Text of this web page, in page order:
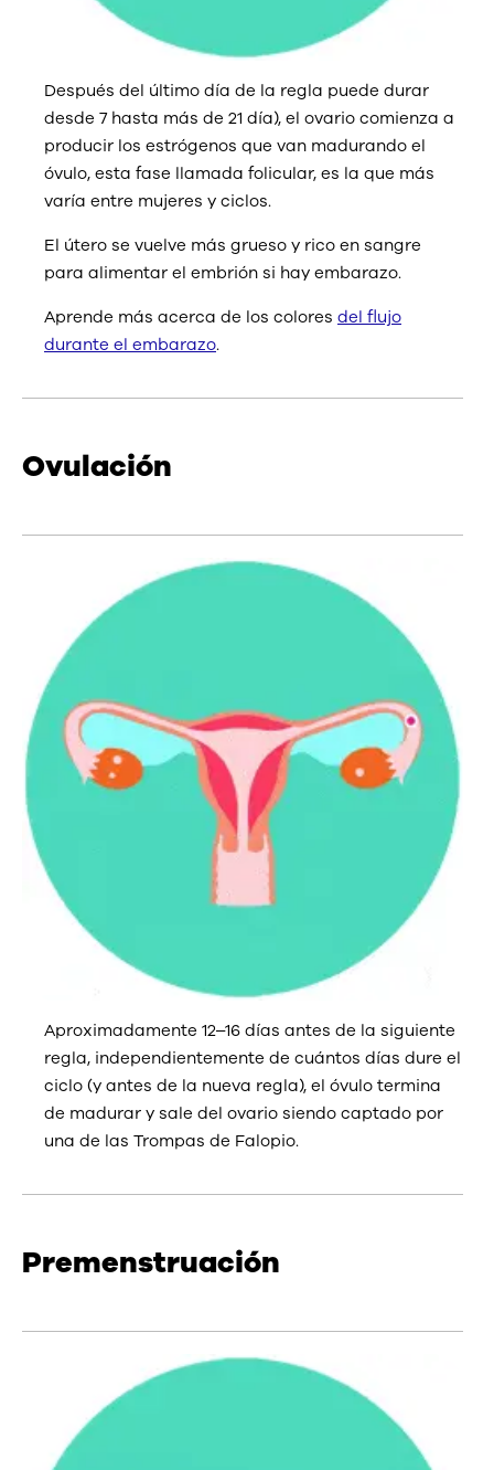
Después del último día de la regla puede durar
desde 7 hasta más de 21 día), el ovario comienza a
producir los estrógenos que van madurando el
óvulo, esta fase llamada folicular, es la que más
varía entre mujeres y ciclos.
El útero se vuelve más grueso y rico en sangre
para alimentar el embrión si hay embarazo.
Aprende más acerca de los colores del flujo
durante el embarazo.
Ovulación
Aproximadamente 12–16 días antes de la siguiente
regla, independientemente de cuántos días dure el
ciclo (y antes de la nueva regla), el óvulo termina
de madurar y sale del ovario siendo captado por
una de las Trompas de Falopio.
Premenstruación